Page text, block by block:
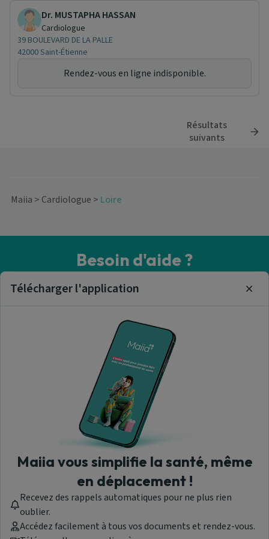
Dr. MUSTAPHA HASSAN
Cardiologue
39 BOULEVARD DE LA PALLE
42000 Saint-Étienne
Rendez-vous en ligne indisponible.
Résultats
suivants
Maiia > Cardiologue > Loire
Besoin d'aide ?
Visitez notre centre de support ou contactez-nous !
Trouver un cardiologue
A propos de nous
Maiia - © 2026 Tous droits réservés
Les professionnels de santé ayant souscrit à la prise de rendez-vous
Télécharger l'application
Maiia vous simplifie la santé, même
en déplacement !
Recevez des rappels automatiques pour ne plus rien
oublier.
Accédez facilement à tous vos documents et rendez-vous.